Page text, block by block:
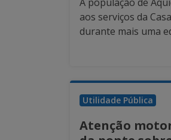
aos serviços da
durante mais uma
Utilidade Pública
Atenção